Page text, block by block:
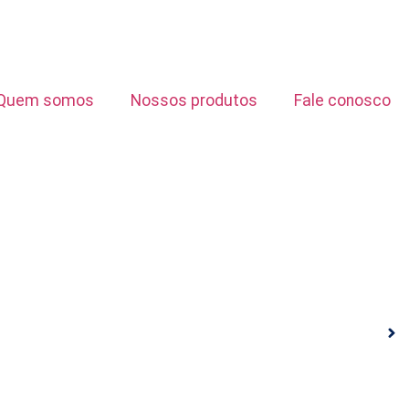
somos Nossos produtos Fale conosco